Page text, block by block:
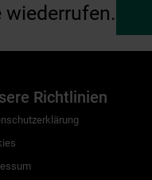
wiederrufen.
Richtlinien